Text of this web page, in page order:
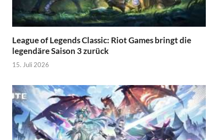
League of Legends Classic: Riot Games bringt die
legendäre Saison 3 zurück
15. Juli 2026